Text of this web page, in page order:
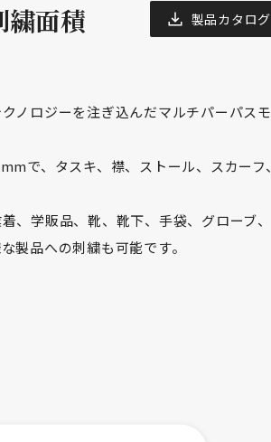
面積 製品カタログ
ノロジーを注ぎ込んだマルチパーパスモ
で、タスキ、襟、ストール、スカーフ、
、学販品、靴、靴下、手袋、グローブ、
製品への刺繍も可能です。